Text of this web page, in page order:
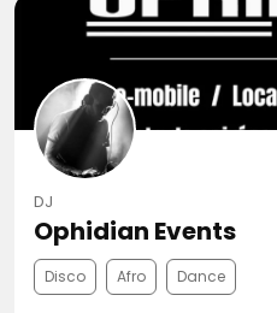
DJ
Ophidian Events
Disco Afro Dance